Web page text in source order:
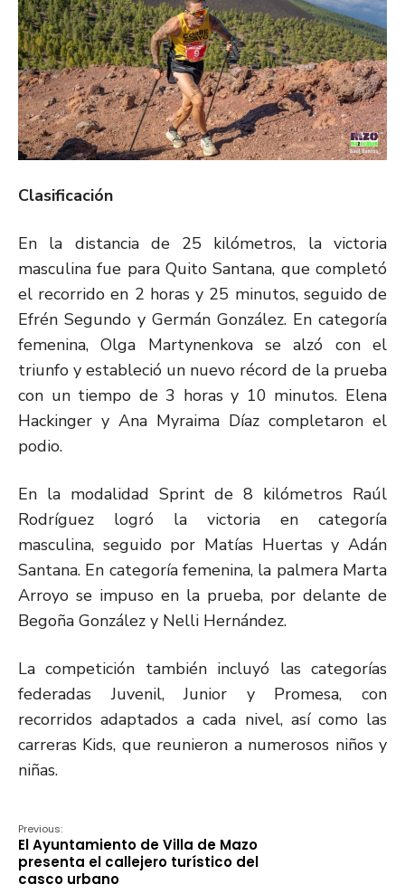
Clasificación
En la distancia de 25 kilómetros, la victoria
masculina fue para Quito Santana, que completó
el recorrido en 2 horas y 25 minutos, seguido de
Efrén Segundo y Germán González. En categoría
femenina, Olga Martynenkova se alzó con el
triunfo y estableció un nuevo récord de la prueba
con un tiempo de 3 horas y 10 minutos. Elena
Hackinger y Ana Myraima Díaz completaron el
podio.
En la modalidad Sprint de 8 kilómetros Raúl
Rodríguez logró la victoria en categoría
masculina, seguido por Matías Huertas y Adán
Santana. En categoría femenina, la palmera Marta
Arroyo se impuso en la prueba, por delante de
Begoña González y Nelli Hernández.
La competición también incluyó las categorías
federadas Juvenil, Junior y Promesa, con
recorridos adaptados a cada nivel, así como las
carreras Kids, que reunieron a numerosos niños y
niñas.
Previous:
El Ayuntamiento de Villa de Mazo
presenta el callejero turístico del
casco urbano